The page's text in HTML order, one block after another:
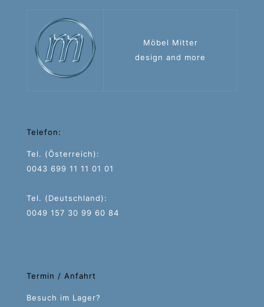
Möbel Mitter
design and more
Telefon:
Tel. (Österreich):
0043 699 11 11 01 01
Tel. (Deutschland):
0049 157 30 99 60 84
Termin / Anfahrt
Besuch im Lager?